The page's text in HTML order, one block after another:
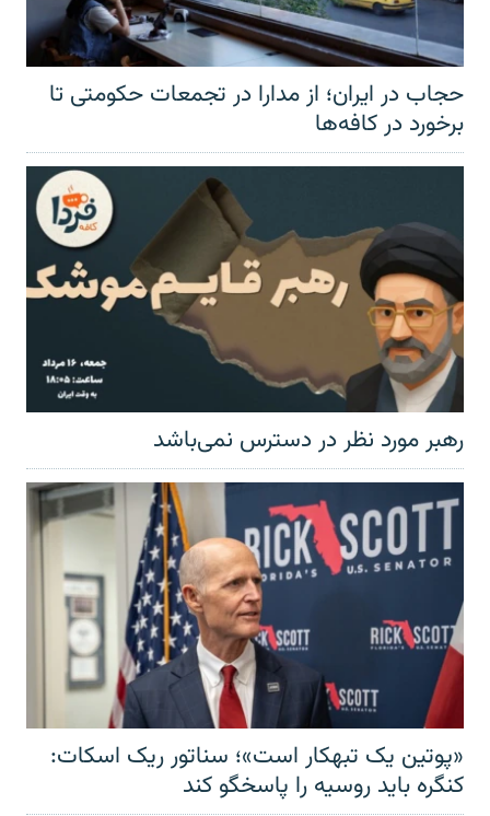
حجاب در ایران؛ از مدارا در تجمعات حکومتی تا
برخورد در کافه‌ها
رهبر مورد نظر در دسترس نمی‌باشد
«پوتین یک تبهکار است»؛ سناتور ریک اسکات:
کنگره باید روسیه را پاسخگو کند